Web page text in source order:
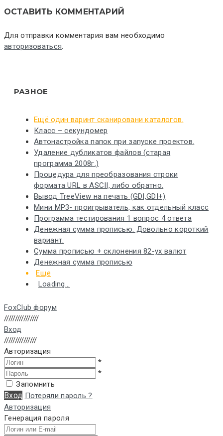
ОСТАВИТЬ КОММЕНТАРИЙ
Для отправки комментария вам необходимо
авторизоваться.
РАЗНОЕ
Ещё один варинт сканировани каталогов.
Класс – секундомер
Автонастройка папок при запуске проектов.
Удаление дубликатов файлов (старая
программа 2008г.)
Процедура для преобразования строки
формата URL в ASCII, либо обратно.
Вывод TreeView на печать (GDI,GDI+)
Мини MP3- проигрыватель, как отдельный класс
Программа тестирования 1 вопрос 4 ответа
Денежная сумма прописью. Довольно короткий
вариант.
Сумма прописью + склонения 82-ух валют
Денежная сумма прописью
Еще
Loading...
FoxClub форум
////////////////
Вход
///////////////
Авторизация
*
*
Запомнить
Вход Потеряли пароль ?
Авторизация
Генерация пароля